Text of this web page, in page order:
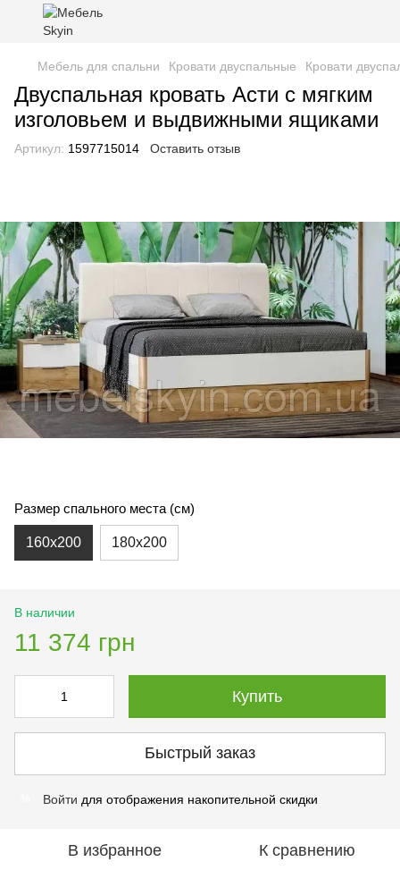
Мебель для спальни Кровати двуспальные Кровати
Двуспальная кровать Асти с мягким
изголовьем и выдвижными ящиками
Артикул: 1597715014 Оставить отзыв
Размер спального места (см)
160х200 180х200
В наличии
11 374 грн
Купить
Быстрый заказ
Войти для отображения накопительной скидки
В избранное К сравнению